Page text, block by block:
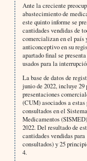
Ante la creciente
abastecimiento de
este quinto informe se
cantidades vendidas de
comercializan en el país
anticonceptivo en su
apartado final se
usados para la
La base de datos de
junio de 2022, incluye
presentaciones
(CUM) asociados a
consultados en el
Medicamentos
2022. Del resultado de
cantidades vendidas
consultados) y 25
4.